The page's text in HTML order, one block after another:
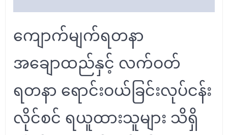
ကျောက်မျက်ရတနာ
အချောထည်နှင့် လက်ဝတ်
ရတနာ ရောင်းဝယ်ခြင်းလုပ်ငန်း
လိုင်စင် ရယူထားသူများ သိရှိ